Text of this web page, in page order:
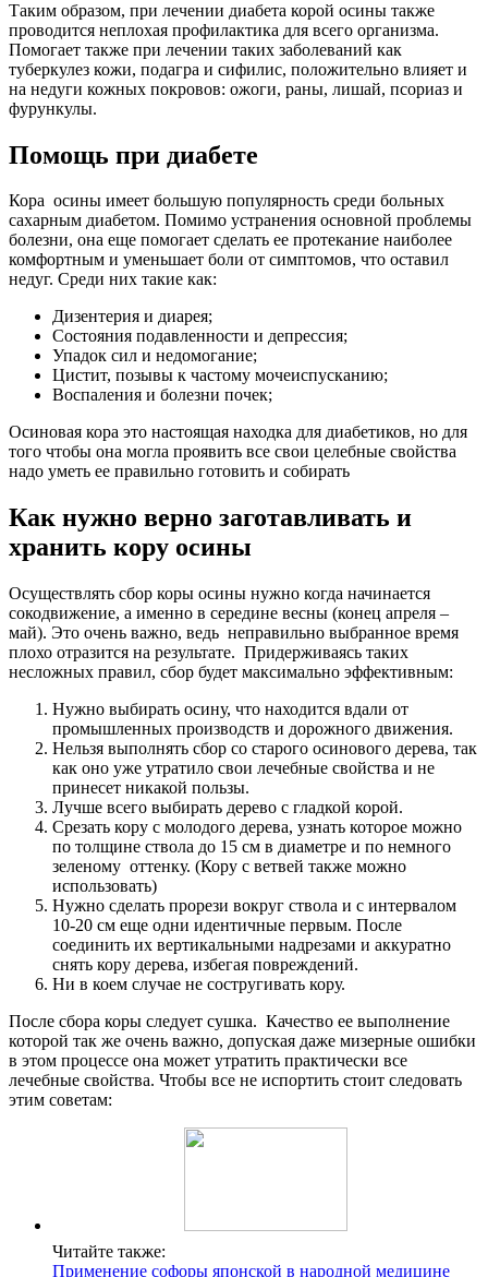
Таким образом, при лечении диабета корой осины также
проводится неплохая профилактика для всего организма.
Помогает также при лечении таких заболеваний как
туберкулез кожи, подагра и сифилис, положительно влияет и
на недуги кожных покровов: ожоги, раны, лишай, псориаз и
фурункулы.
Помощь при диабете
Кора осины имеет большую популярность среди больных
сахарным диабетом. Помимо устранения основной проблемы
болезни, она еще помогает сделать ее протекание наиболее
комфортным и уменьшает боли от симптомов, что оставил
недуг. Среди них такие как:
Дизентерия и диарея;
Состояния подавленности и депрессия;
Упадок сил и недомогание;
Цистит, позывы к частому мочеиспусканию;
Воспаления и болезни почек;
Осиновая кора это настоящая находка для диабетиков, но для
того чтобы она могла проявить все свои целебные свойства
надо уметь ее правильно готовить и собирать
Как нужно верно заготавливать и
хранить кору осины
Осуществлять сбор коры осины нужно когда начинается
сокодвижение, а именно в середине весны (конец апреля –
май). Это очень важно, ведь неправильно выбранное время
плохо отразится на результате. Придерживаясь таких
несложных правил, сбор будет максимально эффективным:
Нужно выбирать осину, что находится вдали от
промышленных производств и дорожного движения.
Нельзя выполнять сбор со старого осинового дерева, так
как оно уже утратило свои лечебные свойства и не
принесет никакой пользы.
Лучше всего выбирать дерево с гладкой корой.
Срезать кору с молодого дерева, узнать которое можно
по толщине ствола до 15 см в диаметре и по немного
зеленому оттенку. (Кору с ветвей также можно
использовать)
Нужно сделать прорези вокруг ствола и с интервалом
10-20 см еще одни идентичные первым. После
соединить их вертикальными надрезами и аккуратно
снять кору дерева, избегая повреждений.
Ни в коем случае не состругивать кору.
После сбора коры следует сушка. Качество ее выполнение
которой так же очень важно, допуская даже мизерные ошибки
в этом процессе она может утратить практически все
лечебные свойства. Чтобы все не испортить стоит следовать
этим советам:
Читайте также:
Применение софоры японской в народной медицине